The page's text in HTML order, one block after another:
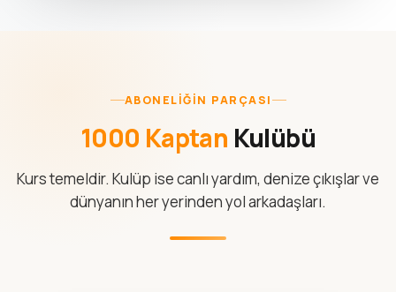
ABONELIĞIN PARÇASI
1000 Kaptan Kulübü
Kurs temeldir. Kulüp ise canlı yardım, denize çıkışlar ve
dünyanın her yerinden yol arkadaşları.